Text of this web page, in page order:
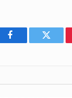
Facebook Twitter